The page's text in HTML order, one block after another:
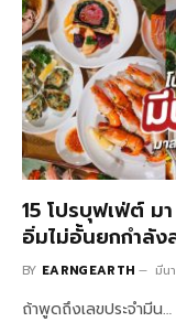
15 โปรบุฟเฟ่ต์ ม
อิ่มไม่อั้นยกกำลัง
BY EARNGEARTH มีน
ถ้าพูดถึงเลขประจำมีน…